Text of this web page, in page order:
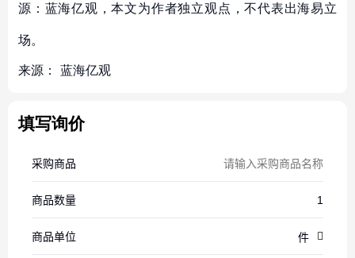
源：蓝海亿观，本文为作者独立观点，不代表出海易立
场。
来源： 蓝海亿观
填写询价